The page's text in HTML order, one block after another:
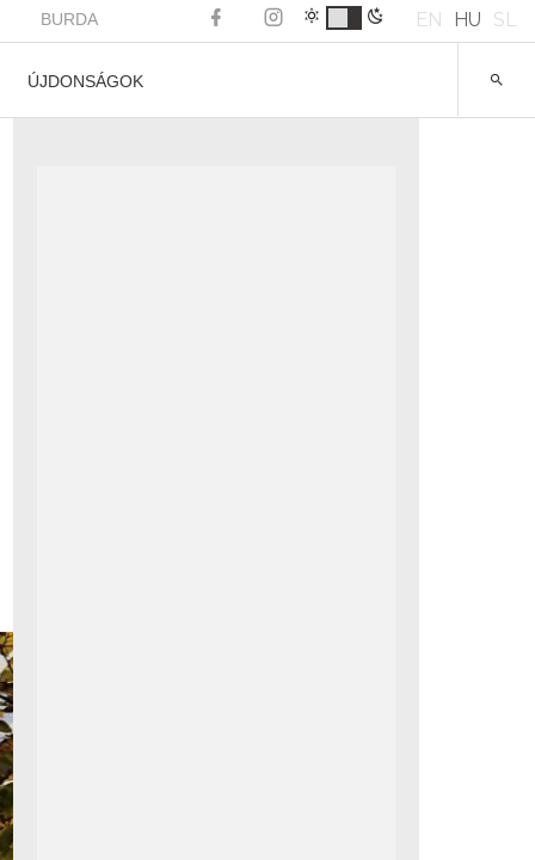
BURDA EN HU SL
ÚJDONSÁGOK